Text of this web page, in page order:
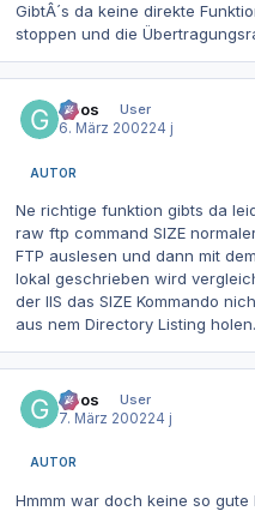
GibtÂ´s da keine direkte
stoppen und die
Goos
User
6. März 200224 j
AUTOR
Ne richtige funktion gibts da
raw ftp command SIZE
FTP auslesen und dann mit
lokal geschrieben wird
der IIS das SIZE Kommando
aus nem Directory Listing holen.
Goos
User
7. März 200224 j
AUTOR
Hmmm war doch keine so gute